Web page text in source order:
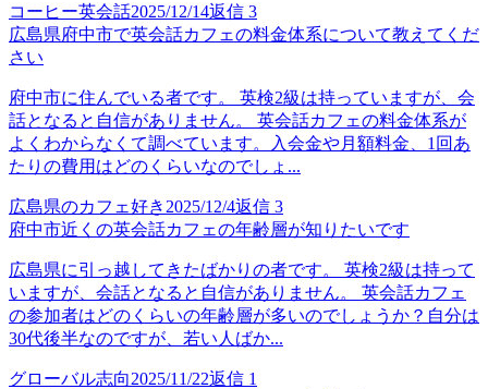
コーヒー英会話2025/12/14返信 3
広島県府中市で英会話カフェの料金体系について教えてくだ
さい
府中市に住んでいる者です。 英検2級は持っていますが、会
話となると自信がありません。 英会話カフェの料金体系が
よくわからなくて調べています。入会金や月額料金、1回あ
たりの費用はどのくらいなのでしょ...
広島県のカフェ好き 2025/12/4返信 3
府中市近くの英会話カフェの年齢層が知りたいです
広島県に引っ越してきたばかりの者です。 英検2級は持って
いますが、会話となると自信がありません。 英会話カフェ
の参加者はどのくらいの年齢層が多いのでしょうか？自分は
30代後半なのですが、若い人ばか...
グローバル志向2025/11/22返信 1